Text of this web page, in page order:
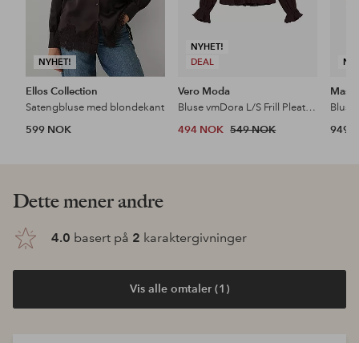
NYHET!
Ellos Collection
Satengbluse med blondekant
599 NOK
NYHET!
DEAL
Vero Moda
Bluse vmDora L/S Frill Pleat Top
494 NOK 549 NOK
Masai
949
Dette mener andre
4.0 basert på 2 karaktergivninger
Vis alle omtaler (1)